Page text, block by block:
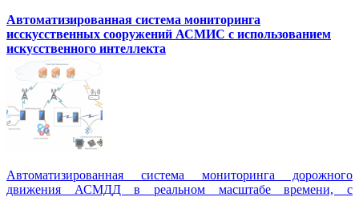
Автоматизированная система мониторинга
исскусственных сооружений АСМИС с использованием
искусственного интеллекта
Автоматизированная система мониторинга дорожного
движения АСМДД в реальном масштабе времени, с